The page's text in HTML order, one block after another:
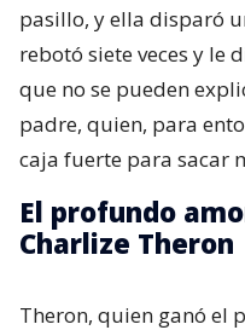
pasillo, y ella disparó
rebotó siete veces y le
que no se pueden
padre, quien, para
caja fuerte para sacar
El profundo
Charlize Theron
Theron, quien ganó el